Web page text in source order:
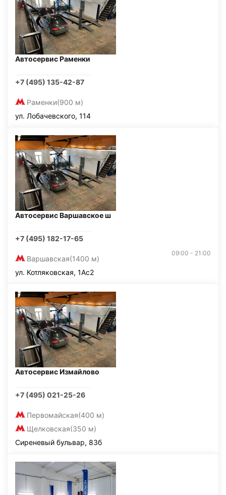
Автосервис Раменки
+7 (495) 135-42-87
Раменки(900 м)
ул. Лобачевского, 114
Автосервис Варшавское ш
+7 (495) 182-17-65
Варшавская(1400 м)
09:00 - 21:00
ул. Котляковская, 1Ас2
Автосервис Измайлово
+7 (495) 021-25-26
Первомайская(400 м)
Щелковская(350 м)
Сиреневый бульвар, 83б